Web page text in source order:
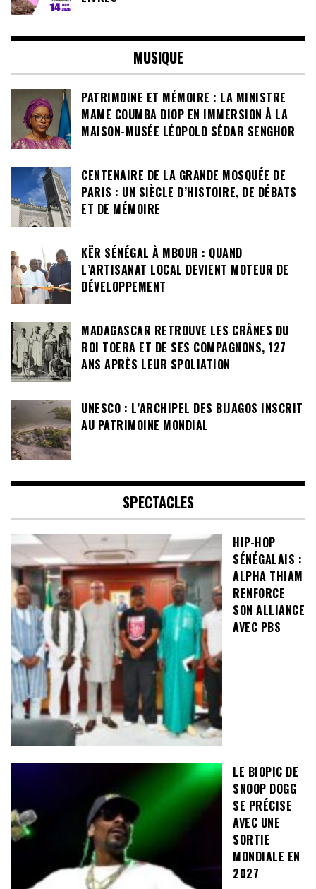
MUSIQUE
PATRIMOINE ET MÉMOIRE : LA MINISTRE
MAME COUMBA DIOP EN IMMERSION À LA
MAISON-MUSÉE LÉOPOLD SÉDAR SENGHOR
CENTENAIRE DE LA GRANDE MOSQUÉE DE
PARIS : UN SIÈCLE D’HISTOIRE, DE DÉBATS
ET DE MÉMOIRE
KËR SÉNÉGAL À MBOUR : QUAND
L’ARTISANAT LOCAL DEVIENT MOTEUR DE
DÉVELOPPEMENT
MADAGASCAR RETROUVE LES CRÂNES DU
ROI TOERA ET DE SES COMPAGNONS, 127
ANS APRÈS LEUR SPOLIATION
UNESCO : L’ARCHIPEL DES BIJAGOS INSCRIT
AU PATRIMOINE MONDIAL
SPECTACLES
HIP-HOP
SÉNÉGALAIS :
ALPHA THIAM
RENFORCE
SON ALLIANCE
AVEC PBS
LE BIOPIC DE
SNOOP DOGG
SE PRÉCISE
AVEC UNE
SORTIE
MONDIALE EN
2027